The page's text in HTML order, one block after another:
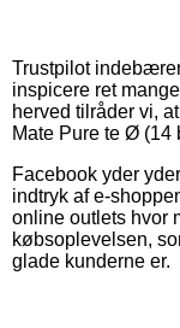
Trustpilot
inspicere ret
herved tilråder vi,
Mate Pure te Ø (14
Facebook yder
indtryk af e-
online outlets hvor
købsoplevelsen,
glade kunderne er.